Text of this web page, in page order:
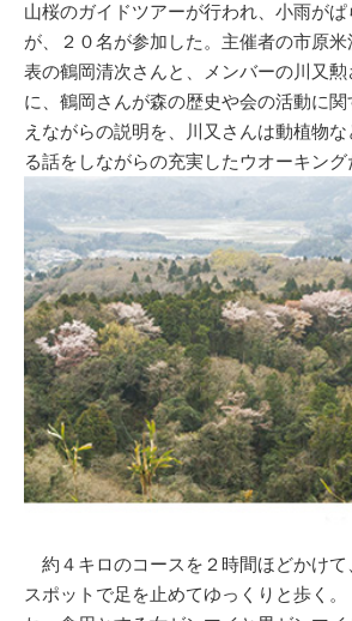
山桜のガイドツアーが行われ、小雨が
が、２０名が参加した。主催者の市原
表の鶴岡清次さんと、メンバーの川又
に、鶴岡さんが森の歴史や会の活動に
えながらの説明を、川又さんは動植物
る話をしながらの充実したウオーキング
約４キロのコースを２時間ほどかけて
スポットで足を止めてゆっくりと歩く